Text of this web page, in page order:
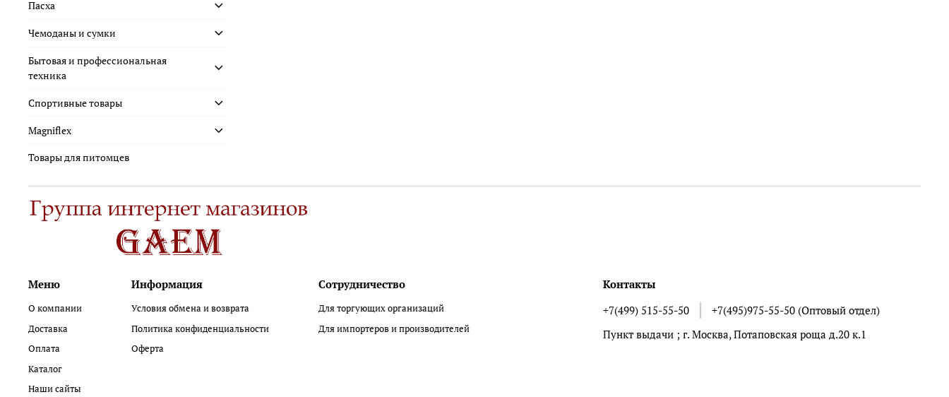
Пасха
Чемоданы и сумки
Бытовая и профессиональная
техника
Спортивные товары
Magniflex
Товары для питомцев
Меню
О компании
Доставка
Оплата
Каталог
Наши сайты
Информация
Условия обмена и возврата
Политика конфиденциальности
Оферта
Сотрудничество
Для торгующих организаций
Для импортеров и производителей
Контакты
+7(499) 515-55-50
+7(495)975-55-50 (Оптовый отдел)
Пункт выдачи ; г. Москва, Потаповская роща д.20 к.1